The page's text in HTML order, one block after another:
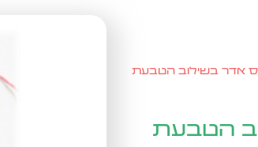
אדר בשילוב הטבעת
הטבעת